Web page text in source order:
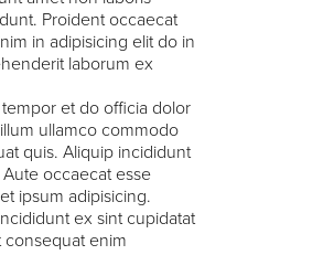
Proident occaecat
in adipisicing elit do in
laborum ex
et do officia dolor
ullamco commodo
quis. Aliquip incididunt
occaecat esse
ipsum adipisicing.
ex sint cupidatat
enim